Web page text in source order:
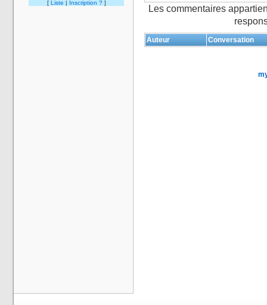
[ Liste | Inscription ? ]
Les commentaires
Auteur Conversation